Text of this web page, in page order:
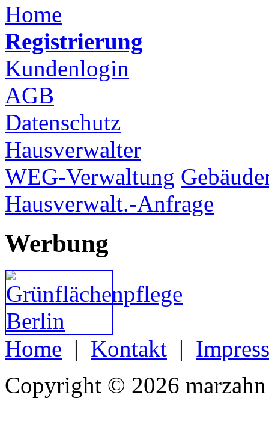
Home
Registrierung
Kundenlogin
AGB
Datenschutz
Hausverwalter
WEG-Verwaltung
Hausverwalt.-Anfrage
Werbung
Home | Kontakt |
Copyright © 2026